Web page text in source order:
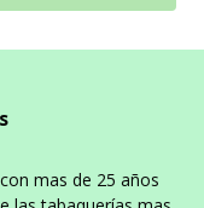
mas de 25 años